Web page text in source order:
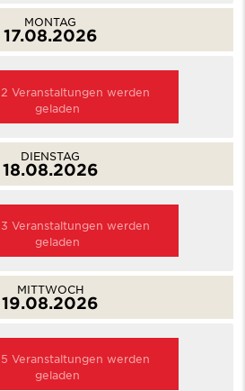
MONTAG
17.08.2026
2 Veranstaltungen werden
geladen
DIENSTAG
18.08.2026
3 Veranstaltungen werden
geladen
MITTWOCH
19.08.2026
5 Veranstaltungen werden
geladen